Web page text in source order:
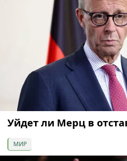
Уйдет ли Мерц в
МИР